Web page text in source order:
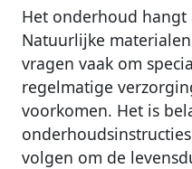
Het onderhoud
Natuurlijke
vragen vaak om
regelmatige
voorkomen. Het is
volgen om de